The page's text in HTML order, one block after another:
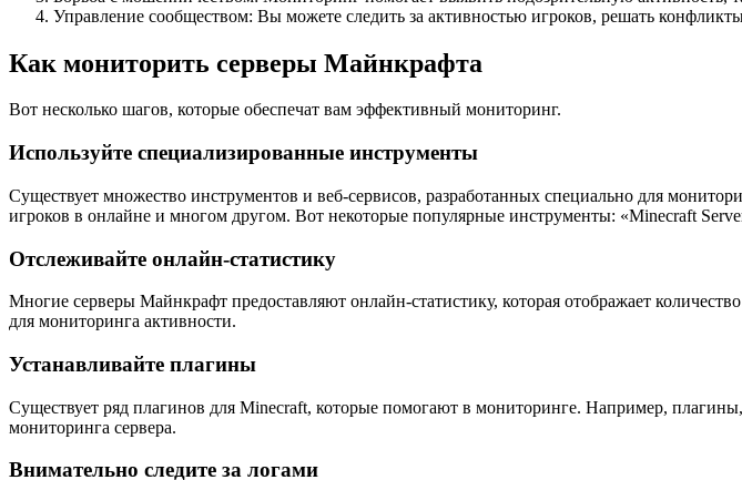
Управление сообществом: Вы можете следить за активностью игроков, решать
Как мониторить серверы Майнкрафта
Вот несколько шагов, которые обеспечат вам эффективный мониторинг.
Используйте специализированные инструменты
Существует множество инструментов и веб-сервисов, разработанных специально для
игроков в онлайне и многом другом. Вот некоторые популярные инструменты: «Minecraft
Отслеживайте онлайн-статистику
Многие серверы Майнкрафт предоставляют онлайн-статистику, которая отображает
для мониторинга активности.
Устанавливайте плагины
Существует ряд плагинов для Minecraft, которые помогают в мониторинге. Например,
мониторинга сервера.
Внимательно следите за логами